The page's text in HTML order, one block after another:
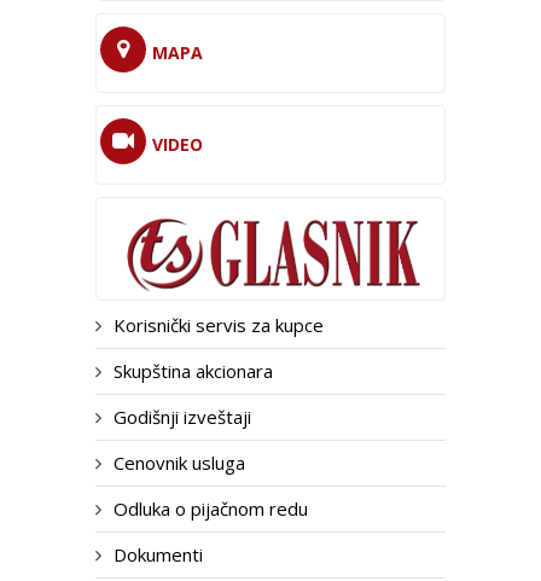
MAPA
VIDEO
Korisnički servis za kupce
Skupština akcionara
Godišnji izveštaji
Cenovnik usluga
Odluka o pijačnom redu
Dokumenti